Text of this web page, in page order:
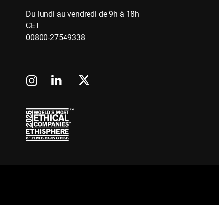
Du lundi au vendredi de 9h à 18h
CET
00800-27549338